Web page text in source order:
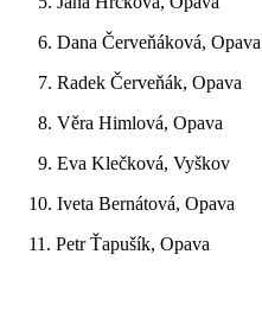
6. Dana Červeňáková, Opava
7. Radek Červeňák, Opava
8. Věra Himlová, Opava
9. Eva Klečková, Vyškov
10. Iveta Bernátová, Opava
11. Petr Ťapušík, Opava